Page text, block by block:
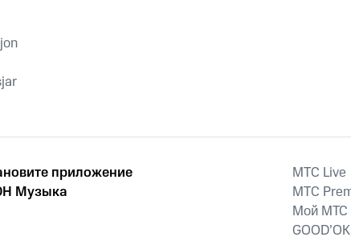
приложение
Музыка
MTС Live
MTС
Мой МТС
GOOD’OK